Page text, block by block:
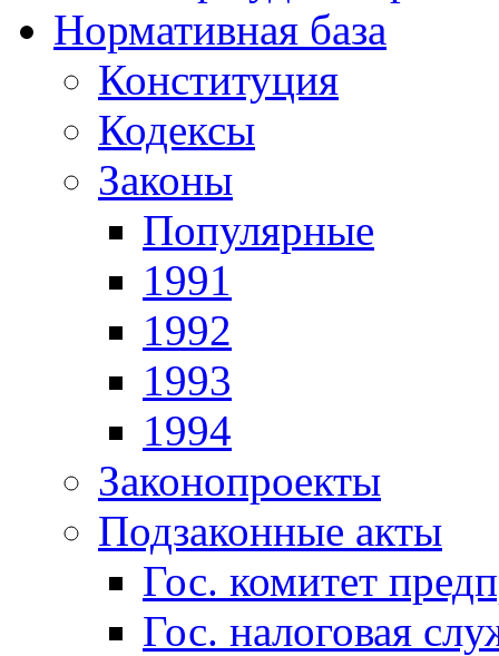
Нормативная база
Конституция
Кодексы
Законы
Популярные
1991
1992
1993
1994
Законопроекты
Подзаконные акты
Гос. комитет
Гос. налоговая